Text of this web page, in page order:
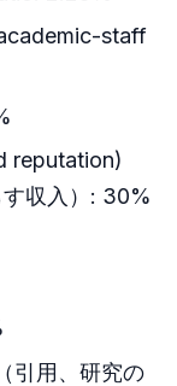
staff
reputation)
す収入）: 30%
引用、研究の